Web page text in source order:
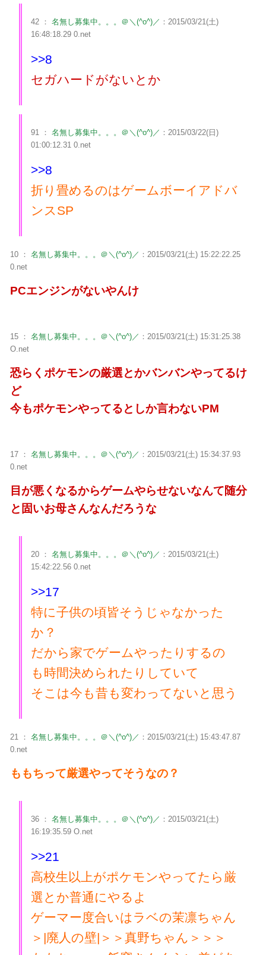
42 ： 名無し募集中。。。＠＼(^o^)／ ：2015/03/21(土)
16:48:18.29 0.net
>>8
セガハードがないとか
91 ： 名無し募集中。。。＠＼(^o^)／ ：2015/03/22(日)
01:00:12.31 0.net
>>8
折り畳めるのはゲームボーイアドバ
ンスSP
10 ： 名無し募集中。。。＠＼(^o^)／ ：2015/03/21(土) 15:22:22.25
0.net
PCエンジンがないやんけ
15 ： 名無し募集中。。。＠＼(^o^)／ ：2015/03/21(土) 15:31:25.38
O.net
恐らくポケモンの厳選とかバンバンやってるけ
ど
今もポケモンやってるとしか言わないPM
17 ： 名無し募集中。。。＠＼(^o^)／ ：2015/03/21(土) 15:34:37.93
0.net
目が悪くなるからゲームやらせないなんて随分
と固いお母さんなんだろうな
20 ： 名無し募集中。。。＠＼(^o^)／ ：2015/03/21(土)
15:42:22.56 0.net
>>17
特に子供の頃皆そうじゃなかった
か？
だから家でゲームやったりするの
も時間決められたりしていて
そこは今も昔も変わってないと思う
21 ： 名無し募集中。。。＠＼(^o^)／ ：2015/03/21(土) 15:43:47.87
0.net
ももちって厳選やってそうなの？
36 ： 名無し募集中。。。＠＼(^o^)／ ：2015/03/21(土)
16:19:35.59 O.net
>>21
高校生以上がポケモンやってたら厳
選とか普通にやるよ
ゲーマー度合いはラベの茉凛ちゃん
＞|廃人の壁|＞＞真野ちゃん＞＞＞